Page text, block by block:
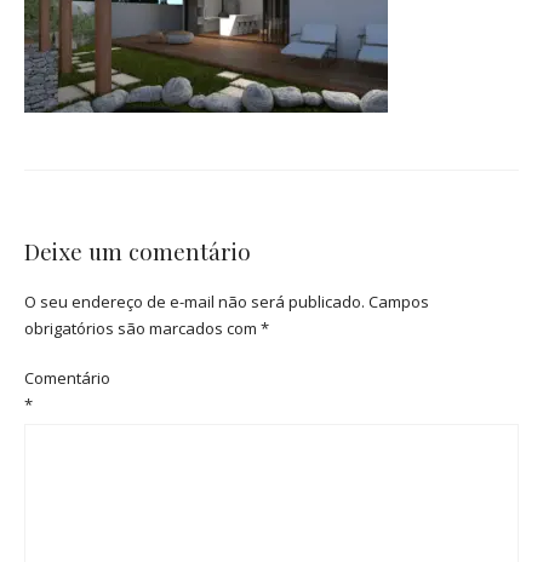
Deixe um comentário
O seu endereço de e-mail não será publicado. Campos
obrigatórios são marcados com *
Comentário
*